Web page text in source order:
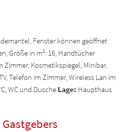
Fenster können geöffnet
Größe in m²: 16, Handtücher
Kosmetikspiegel, Minibar,
Telefon im Zimmer, Wireless Lan im
WC und Dusche Lage: Haupthaus